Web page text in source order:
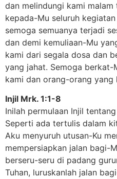
dan melindungi kami malam
kepada-Mu seluruh
semoga semuanya terjadi
dan demi kemuliaan-Mu
kami dari segala dosa dan
yang jahat. Semoga berkat-
kami dan orang-orang yang
Injil Mrk. 1:1-8
Inilah permulaan Injil
Seperti ada tertulis dalam
Aku menyuruh utusan-Ku
mempersiapkan jalan bagi-
berseru-seru di padang
Tuhan, luruskanlah jalan